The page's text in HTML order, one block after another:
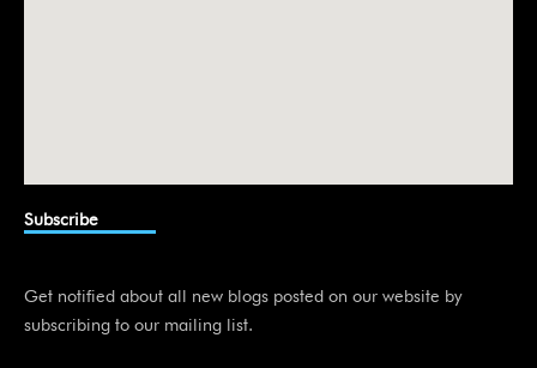
Subscribe
Get notified about all new blogs posted on our website by
subscribing to our mailing list.